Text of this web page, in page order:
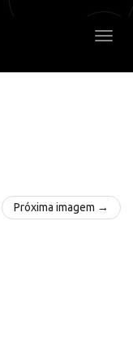
Próxima imagem →